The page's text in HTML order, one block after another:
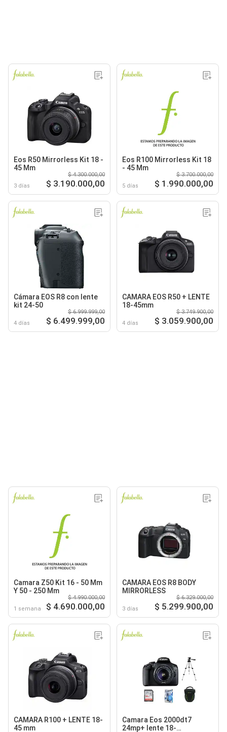
Eos R50 Mirrorless Kit 18 -
45 Mm
3 días
$ 4.300.000,00
$ 3.190.000,00
Eos R100 Mirrorless Kit 18
- 45 Mm
5 días
$ 3.700.000,00
$ 1.990.000,00
Cámara EOS R8 con lente
kit 24-50
4 días
$ 6.999.999,00
$ 6.499.999,00
CAMARA EOS R50 + LENTE
18-45mm
4 días
$ 3.749.900,00
$ 3.059.900,00
Camara Z50 Kit 16 - 50 Mm
Y 50 - 250 Mm
1 semana
$ 4.990.000,00
$ 4.690.000,00
CAMARA EOS R8 BODY
MIRRORLESS
3 días
$ 6.329.000,00
$ 5.299.900,00
CAMARA R100 + LENTE 18-
45 mm
Camara Eos 2000dt7
24mp+ lente 18-